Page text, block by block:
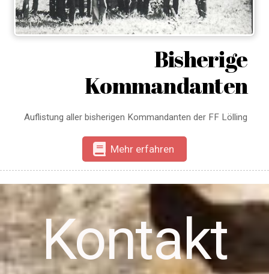
Bisherige
Kommandanten
Auflistung aller bisherigen Kommandanten der FF Lölling
Mehr erfahren
Kontakt